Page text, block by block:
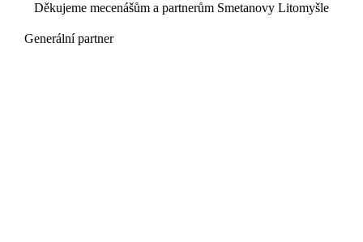
Děkujeme mecenášům a partnerům Smetanovy Litomyšle
Generální partner